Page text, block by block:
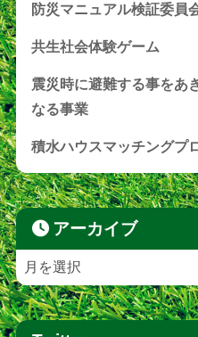
防災マニュアル検証委員
共生社会体験ゲーム
震災時に避難する事をあ
なる事業
積水ハウスマッチングプ
アーカイブ